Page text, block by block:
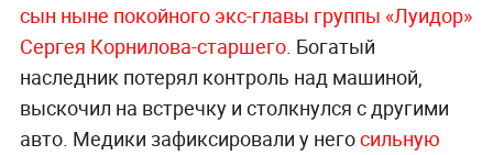
сын ныне покойного экс-главы группы «Луидор»
Сергея Корнилова-старшего. Богатый
наследник потерял контроль над машиной,
выскочил на встречку и столкнулся с другими
авто. Медики зафиксировали у негосильную